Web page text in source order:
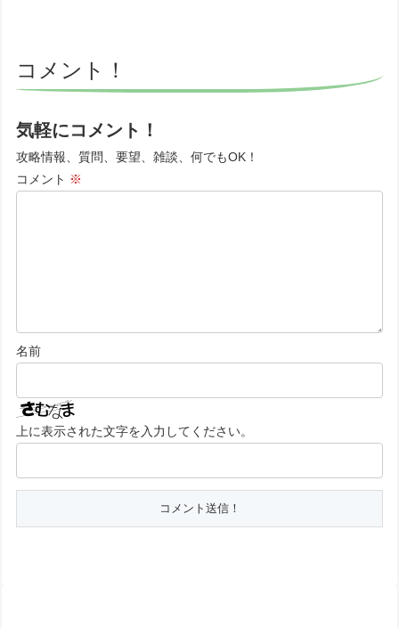
コメント！
気軽にコメント！
攻略情報、質問、要望、雑談、何でもOK！
コメント ※
名前
上に表示された文字を入力してください。